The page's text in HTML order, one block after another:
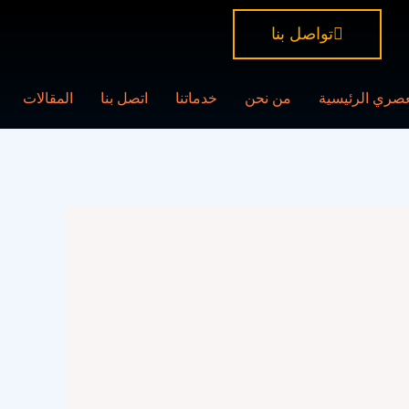
تواصل بنا
الرئيسية من نحن خدماتنا اتصل بنا المقالات